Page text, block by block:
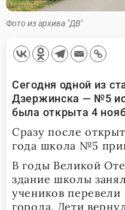
Фото из архива "ДВ"
Сегодня одной из
Дзержинска — №5
была открыта 4
Сразу после
года школа №5
В годы Великой
здание школы
учеников перевели
города. Дети